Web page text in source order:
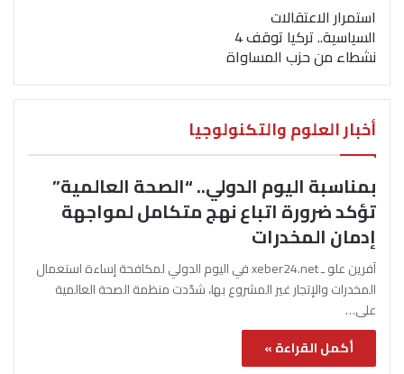
استمرار الاعتقالات
السياسية.. تركيا توقف 4
نشطاء من حزب المساواة
أخبار العلوم والتكنولوجيا
بمناسبة اليوم الدولي.. “الصحة العالمية”
تؤكد ضرورة اتباع نهج متكامل لمواجهة
إدمان المخدرات
آفرين علو ـ xeber24.net في اليوم الدولي لمكافحة إساءة استعمال
المخدرات والإتجار غير المشروع بها، شدّدت منظمة الصحة العالمية
على…
أكمل القراءة »